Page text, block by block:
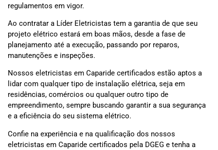
regulamentos em vigor.
Ao contratar a Líder Eletricistas tem a garantia de que seu
projeto elétrico estará em boas mãos, desde a fase de
planejamento até a execução, passando por reparos,
manutenções e inspeções.
Nossos eletricistas em Caparide certificados estão aptos a
lidar com qualquer tipo de instalação elétrica, seja em
residências, comércios ou qualquer outro tipo de
empreendimento, sempre buscando garantir a sua segurança
e a eficiência do seu sistema elétrico.
Confie na experiência e na qualificação dos nossos
eletricistas em Caparide certificados pela DGEG e tenha a